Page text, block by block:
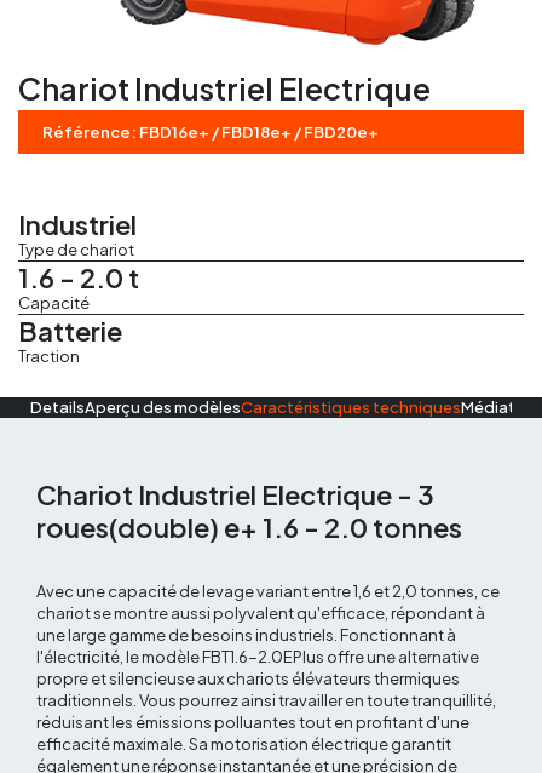
Régles vibrantes
Marteau Piqueur
Marteaux pneumatiques
Chariot Industriel Electrique
Référence: FBD16e+ / FBD18e+ / FBD20e+
Industriel
Type de chariot
1.6 - 2.0 t
Capacité
Batterie
Traction
DetailsAperçu des modèlesCaractéristiques techniques
Chariot Industriel Electrique - 3
roues(double) e+ 1.6 - 2.0 tonnes
Avec une capacité de levage variant entre 1,6 et 2,0 tonnes, ce
chariot se montre aussi polyvalent qu'efficace, répondant à
une large gamme de besoins industriels. Fonctionnant à
l'électricité, le modèle FBT1.6-2.0EPlus offre une alternative
propre et silencieuse aux chariots élévateurs thermiques
traditionnels. Vous pourrez ainsi travailler en toute tranquillité,
réduisant les émissions polluantes tout en profitant d'une
efficacité maximale. Sa motorisation électrique garantit
également une réponse instantanée et une précision de